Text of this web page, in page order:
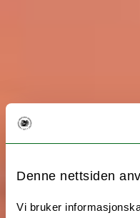
Denne nettsiden
Vi bruker